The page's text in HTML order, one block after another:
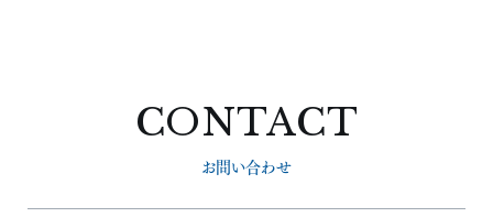
CONTACT
お問い合わせ